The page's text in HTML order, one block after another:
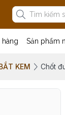
hàng Sản phẩm
KEM Chốt